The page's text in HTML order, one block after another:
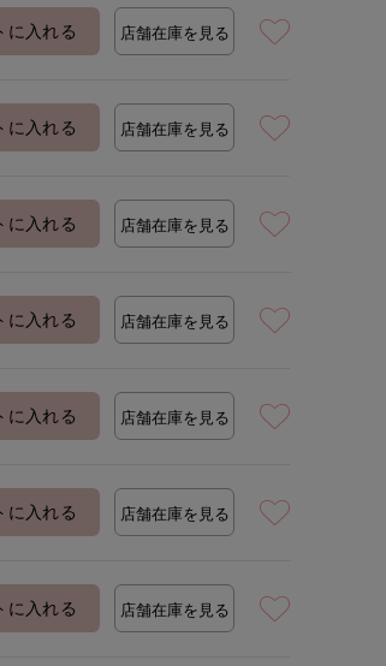
に入れる 店舗在庫を見る
に入れる 店舗在庫を見る
に入れる 店舗在庫を見る
に入れる 店舗在庫を見る
に入れる 店舗在庫を見る
に入れる 店舗在庫を見る
に入れる 店舗在庫を見る